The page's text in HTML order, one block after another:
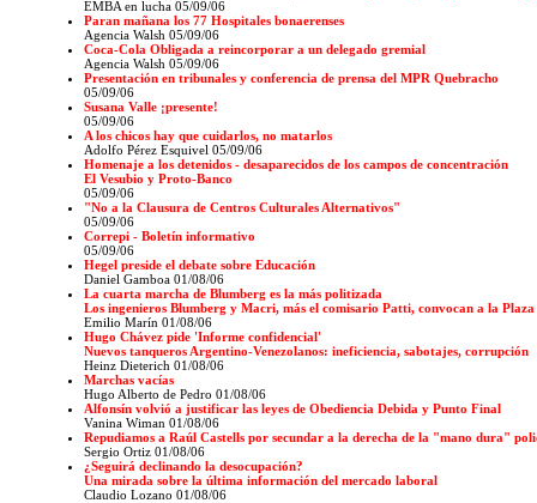
EMBA en lucha 05/09/06
Paran mañana los 77 Hospitales bonaerenses
Agencia Walsh 05/09/06
Coca-Cola Obligada a reincorporar a un delegado gremial
Agencia Walsh 05/09/06
Presentación en tribunales y conferencia de prensa del MPR Quebracho
05/09/06
Susana Valle ¡presente!
05/09/06
A los chicos hay que cuidarlos, no matarlos
Adolfo Pérez Esquivel 05/09/06
Homenaje a los detenidos - desaparecidos de los campos de concentración
El Vesubio y Proto-Banco
05/09/06
"No a la Clausura de Centros Culturales Alternativos"
05/09/06
Correpi - Boletín informativo
05/09/06
Hegel preside el debate sobre Educación
Daniel Gamboa 01/08/06
La cuarta marcha de Blumberg es la más politizada
Los ingenieros Blumberg y Macri, más el comisario Patti, convocan a la Plaza
Emilio Marín 01/08/06
Hugo Chávez pide 'Informe confidencial'
Nuevos tanqueros Argentino-Venezolanos: ineficiencia, sabotajes, corrupción
Heinz Dieterich 01/08/06
Marchas vacías
Hugo Alberto de Pedro 01/08/06
Alfonsín volvió a justificar las leyes de Obediencia Debida y Punto Final
Vanina Wiman 01/08/06
Repudiamos a Raúl Castells por secundar a la derecha de la "mano dura"
Sergio Ortiz 01/08/06
¿Seguirá declinando la desocupación?
Una mirada sobre la última información del mercado laboral
Claudio Lozano 01/08/06